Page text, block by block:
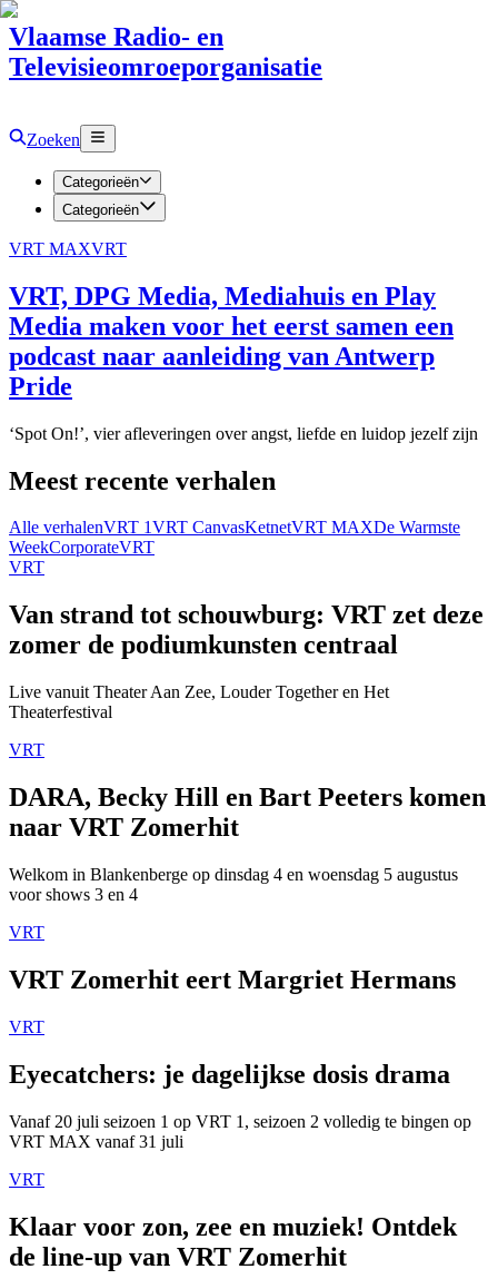
Vlaamse Radio- en
Televisieomroeporganisatie
Zoeken
Categorieën
Categorieën
VRT MAXVRT
VRT, DPG Media, Mediahuis en Play
Media maken voor het eerst samen een
podcast naar aanleiding van Antwerp
Pride
‘Spot On!’, vier afleveringen over angst, liefde en luidop jezelf zijn
Meest recente verhalen
Alle verhalenVRT 1VRT CanvasKetnetVRT MAXDe Warmste
WeekCorporateVRT
VRT
Van strand tot schouwburg: VRT zet deze
zomer de podiumkunsten centraal
Live vanuit Theater Aan Zee, Louder Together en Het
Theaterfestival
VRT
DARA, Becky Hill en Bart Peeters komen
naar VRT Zomerhit
Welkom in Blankenberge op dinsdag 4 en woensdag 5 augustus
voor shows 3 en 4
VRT
VRT Zomerhit eert Margriet Hermans
VRT
Eyecatchers: je dagelijkse dosis drama
Vanaf 20 juli seizoen 1 op VRT 1, seizoen 2 volledig te bingen op
VRT MAX vanaf 31 juli
VRT
Klaar voor zon, zee en muziek! Ontdek
de line-up van VRT Zomerhit